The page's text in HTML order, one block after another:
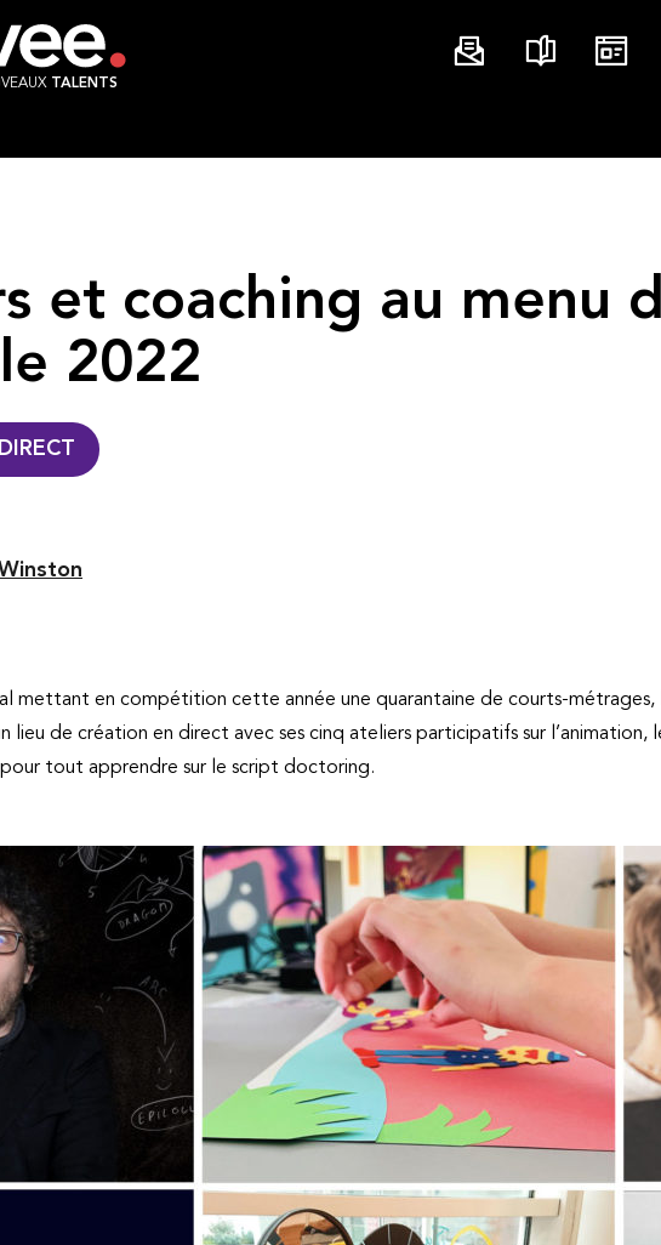
TALENTS
et coaching au menu
2022
mettant en compétition cette année une quarantaine de courts-
lieu de création en direct avec ses cinq ateliers participatifs sur l’animation,
pour tout apprendre sur le script doctoring.